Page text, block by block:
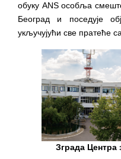
обуку ANS особља
Београд и поседује
укључујући све пратеће
Зграда Центра